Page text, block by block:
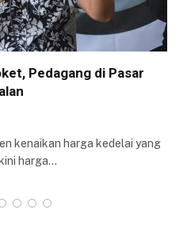
Pedagang di Pasar
kenaikan harga kedelai yang
harga…